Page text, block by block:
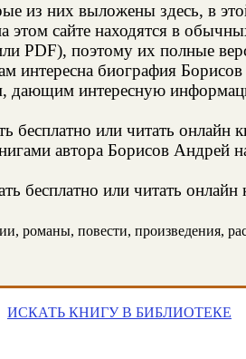
из них выложены здесь, в
сайте находятся в
PDF), поэтому их полные
интересна биография
дающим интересную
или читать онлайн
автора Борисов Андрей
бесплатно или читать
повести, произведения,
ИСКАТЬ КНИГУ В БИБЛИОТЕКЕ